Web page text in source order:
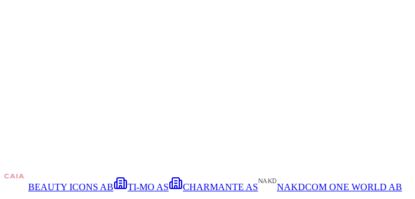
BEAUTY ICONS AB TI-MO AS CHARMANTE AS
NAKDCOM ONE WORLD AB